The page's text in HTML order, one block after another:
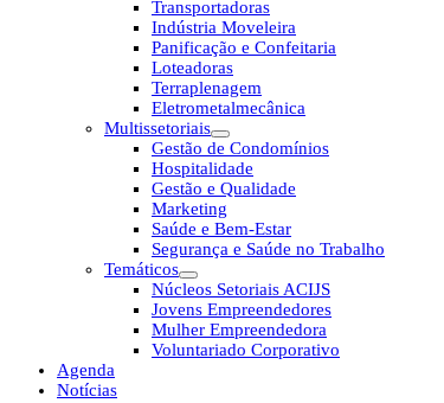
Transportadoras
Indústria Moveleira
Panificação e Confeitaria
Loteadoras
Terraplenagem
Eletrometalmecânica
Multissetoriais
Gestão de Condomínios
Hospitalidade
Gestão e Qualidade
Marketing
Saúde e Bem-Estar
Segurança e Saúde no Trabalho
Temáticos
Núcleos Setoriais ACIJS
Jovens Empreendedores
Mulher Empreendedora
Voluntariado Corporativo
Agenda
Notícias